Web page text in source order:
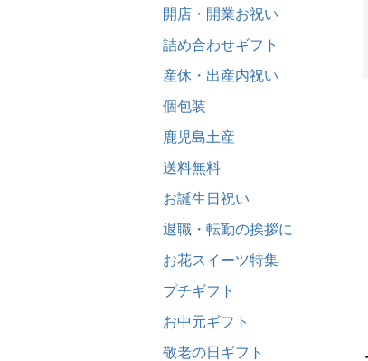
開店・開業お祝い
詰め合わせギフト
産休・出産内祝い
個包装
鹿児島土産
送料無料
お誕生日祝い
退職・転勤の挨拶に
お花スイーツ特集
プチギフト
お中元ギフト
敬老の日ギフト